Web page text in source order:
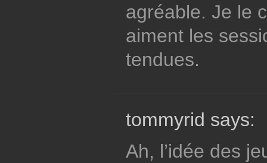
agréable. Je le
aiment les
tendues.
tommyrid says:
Ah, l’idée des